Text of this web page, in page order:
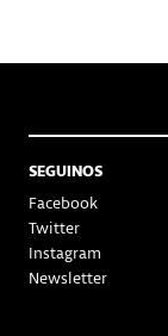
SEGUINOS
Facebook
Twitter
Instagram
Newsletter